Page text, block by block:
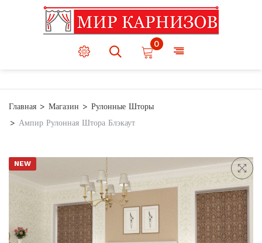
0
Главная Магазин
Рулонные Шторы
Ампир Рулонная Штора Блэкаут
NEW